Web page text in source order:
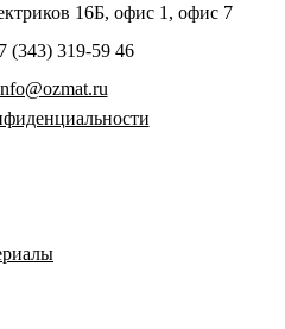
16Б, офис 1, офис 7
(343) 319-59 46